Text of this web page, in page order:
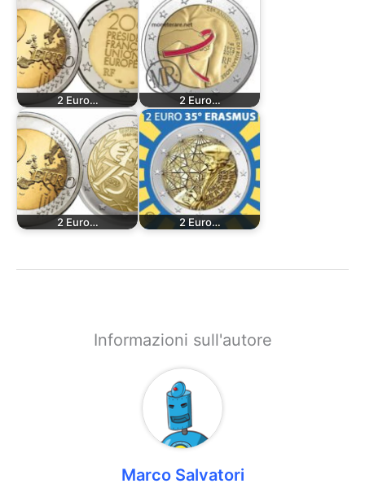
2 Euro… 2 Euro…
2 Euro… 2 Euro…
Informazioni sull'autore
Marco Salvatori